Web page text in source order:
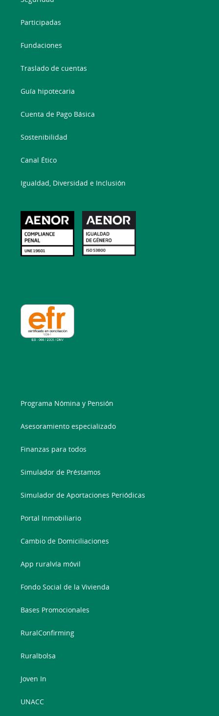
Participadas
Fundaciones
Traslado de cuentas
Guía hipotecaria
Cuenta de Pago Básica
Sostenibilidad
Canal Ético
Igualdad, Diversidad e Inclusión
Programa Nómina y Pensión
Asesoramiento especializado
Finanzas para todos
Simulador de Préstamos
Simulador de Aportaciones Periódicas
Portal Inmobiliario
Cambio de Domiciliaciones
App ruralvía móvil
Fondo Social de la Vivienda
Bases Promocionales
RuralConfirming
Ruralbolsa
Joven In
UNACC